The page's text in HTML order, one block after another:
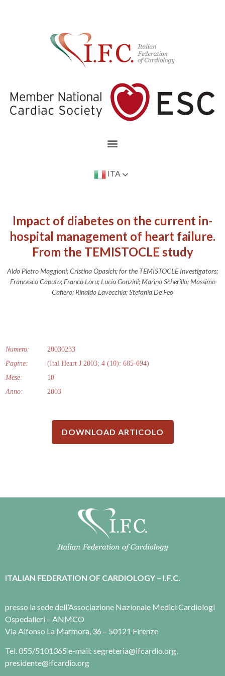
ITA
Impact of diabetes on the current in-
hospital management of heart failure.
From the TEMISTOCLE study
Aldo Pietro Maggioni; Cristina Opasich; for the TEMISTOCLE Investigators;
Francesco Caputo; Franco Loru; Lucio Gonzini; Marino Scherillo; Massimo
Cafiero; Rinaldo Lavecchia; Stefania De Feo
Numero:
20030233
Pagine:
(Ital Heart J 2003; 4 (10): 685-694)
Mese:
10
Anno:
2003
DOWNLOAD ARTICOLO
ITALIAN FEDERATION OF CARDIOLOGY – I.F.C.
presso la sede dell’Associazione Nazionale Medici Cardiologi
Ospedalieri – ANMCO
Via Alfonso La Marmora, 36 – 50121 Firenze
Tel. 055/5101365 e-mail: segreteria@ifcardio.org,
presidente@ifcardio.org